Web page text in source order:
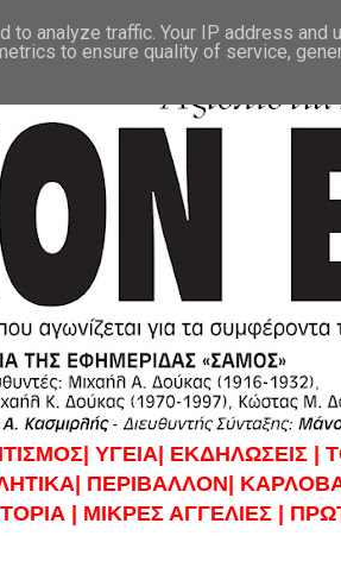
ΥΓΕΙΑ| ΕΚΔΗΛΩΣΕΙΣ |
ΠΕΡΙΒΑΛΛΟΝ|
| ΜΙΚΡΕΣ ΑΓΓΕΛΙΕΣ |
analyze traffic. Your IP address and
to ensure quality of service,